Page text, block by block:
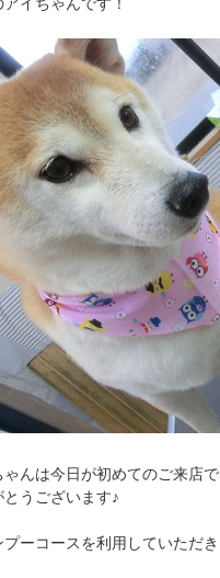
ゃんは今日が初めてのご来店で
とうございます♪
プーコースを利用していただき